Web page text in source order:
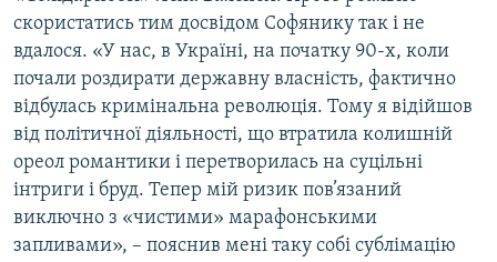
скористатись тим досвідом Софянику так і не
вдалося. «У нас, в Україні, на початку 90-х, коли
почали роздирати державну власність, фактично
відбулась кримінальна революція. Тому я відійшов
від політичної діяльності, що втратила колишній
ореол романтики і перетворилась на суцільні
інтриги і бруд. Тепер мій ризик пов’язаний
виключно з «чистими» марафонськими
запливами», – пояснив мені таку собі сублімацію